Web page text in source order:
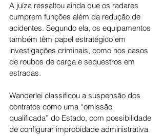
A juíza ressaltou ainda que os radares
cumprem funções além da redução de
acidentes. Segundo ela, os equipamentos
também têm papel estratégico em
investigações criminais, como nos casos
de roubos de carga e sequestros em
estradas.
Wanderlei classificou a suspensão dos
contratos como uma “omissão
qualificada” do Estado, com possibilidade
de configurar improbidade administrativa